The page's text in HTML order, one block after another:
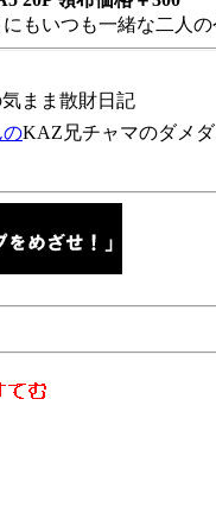
もいつも一緒な二人
まま散財日記
KAZ兄チャマのダメダ